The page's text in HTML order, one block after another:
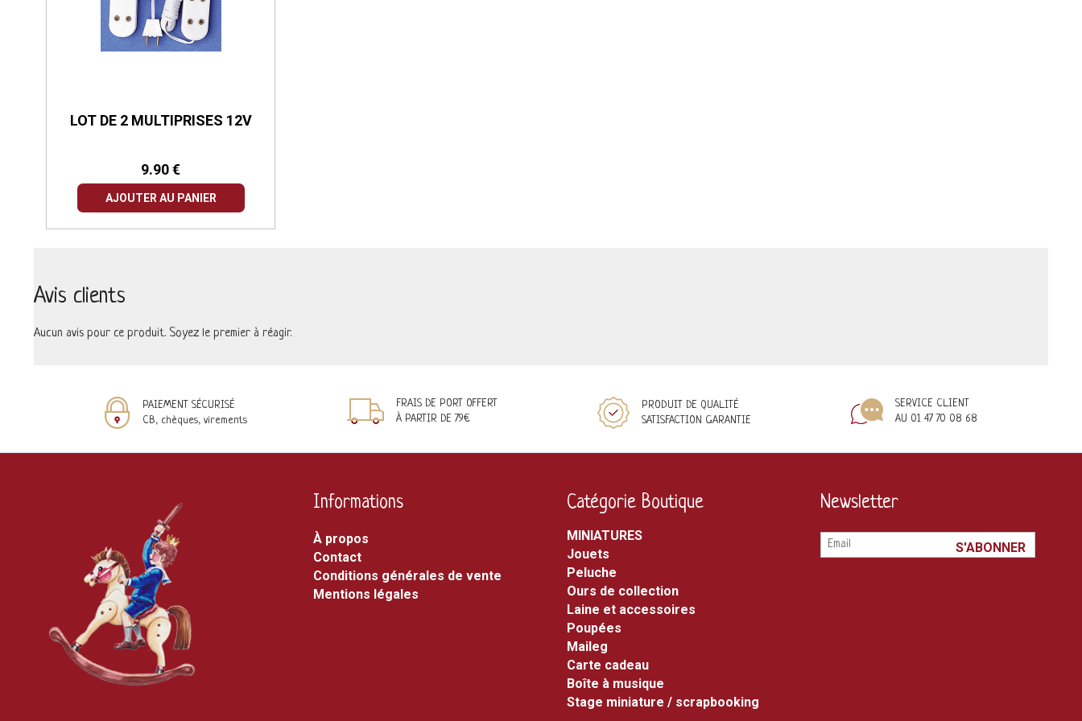
LOT DE 2 MULTIPRISES 12V
9.90 €
AJOUTER AU PANIER
Avis clients
Aucun avis pour ce produit. Soyez le premier à réagir.
PAIEMENT SÉCURISÉ
CB, chèques, virements
FRAIS DE PORT OFFERT
À PARTIR DE 79€
PRODUIT DE QUALITÉ
SATISFACTION GARANTIE
SERVICE CLIENT
AU 01 47 70 08 68
Informations
À propos
Contact
Conditions générales de vente
Mentions légales
Catégorie Boutique
MINIATURES
jouets
peluche
ours de collection
laine et accessoires
poupées
maileg
carte cadeau
boîte à musique
stage miniature / scrapbooking
Newsletter